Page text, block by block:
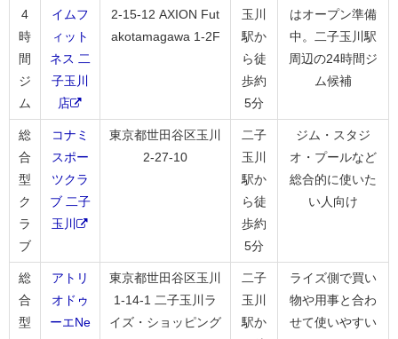
4
時
間
ジ
ム
イムフ
ィット
ネス 二
子玉川
店
2-15-12 AXION Fut
akotamagawa 1-2F
玉川
駅か
ら徒
歩約
5分
はオープン準備
中。二子玉川駅
周辺の24時間ジ
ム候補
総
合
型
ク
ラ
ブ
コナミ
スポー
ツクラ
ブ 二子
玉川
東京都世田谷区玉川
2-27-10
二子
玉川
駅か
ら徒
歩約
5分
ジム・スタジ
オ・プールなど
総合的に使いた
い人向け
総
合
型
アトリ
オドゥ
ーエNe
東京都世田谷区玉川
1-14-1 二子玉川ラ
イズ・ショッピング
二子
玉川
駅か
ライズ側で買い
物や用事と合わ
せて使いやすい